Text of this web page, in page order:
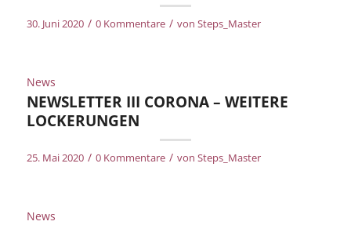
30. Juni 2020 / 0 Kommentare / von Steps_Master
News
NEWSLETTER III CORONA – WEITERE
LOCKERUNGEN
25. Mai 2020 / 0 Kommentare / von Steps_Master
News